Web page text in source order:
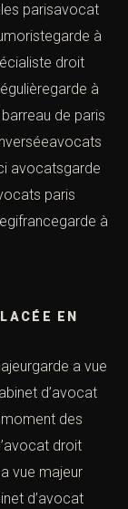
parisavocat
à
droit
à
de paris
avocatsgarde
paris
à
EN
a vue
d’avocat
des
droit
vue majeur
d’avocat